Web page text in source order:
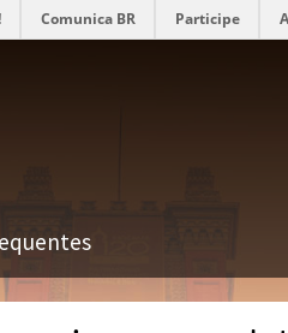
Comunica BR Participe